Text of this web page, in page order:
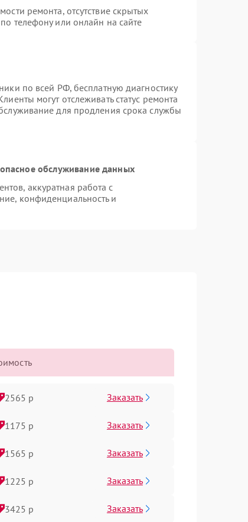
ремонта, отсутствие скрытых
телефону или онлайн на сайте
по всей РФ, бесплатную диагностику
могут отслеживать статус ремонта
для продления срока службы
обслуживание данных
аккуратная работа с
конфиденциальность и
2565 р Заказать
1175 р Заказать
1565 р Заказать
1225 р Заказать
3425 р Заказать